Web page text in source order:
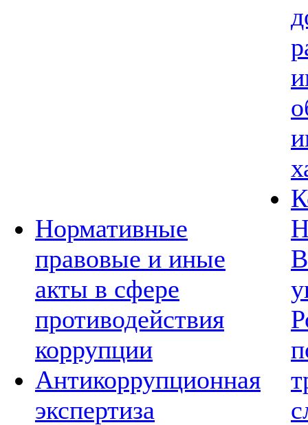
Нормативные
правовые и иные
акты в сфере
противодействия
коррупции
Антикоррупционная
экспертиза